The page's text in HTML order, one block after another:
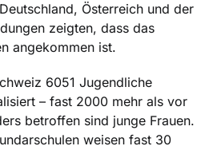
Österreich und der
zeigten, dass das
angekommen ist.
6051 Jugendliche
– fast 2000 mehr als vor
betroffen sind junge Frauen.
weisen fast 30